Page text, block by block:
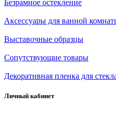
Безрамное остекление
Аксессуары для ванной
Выставочные образцы
Сопутствующие товары
Декоративная пленка для
Личный кабинет